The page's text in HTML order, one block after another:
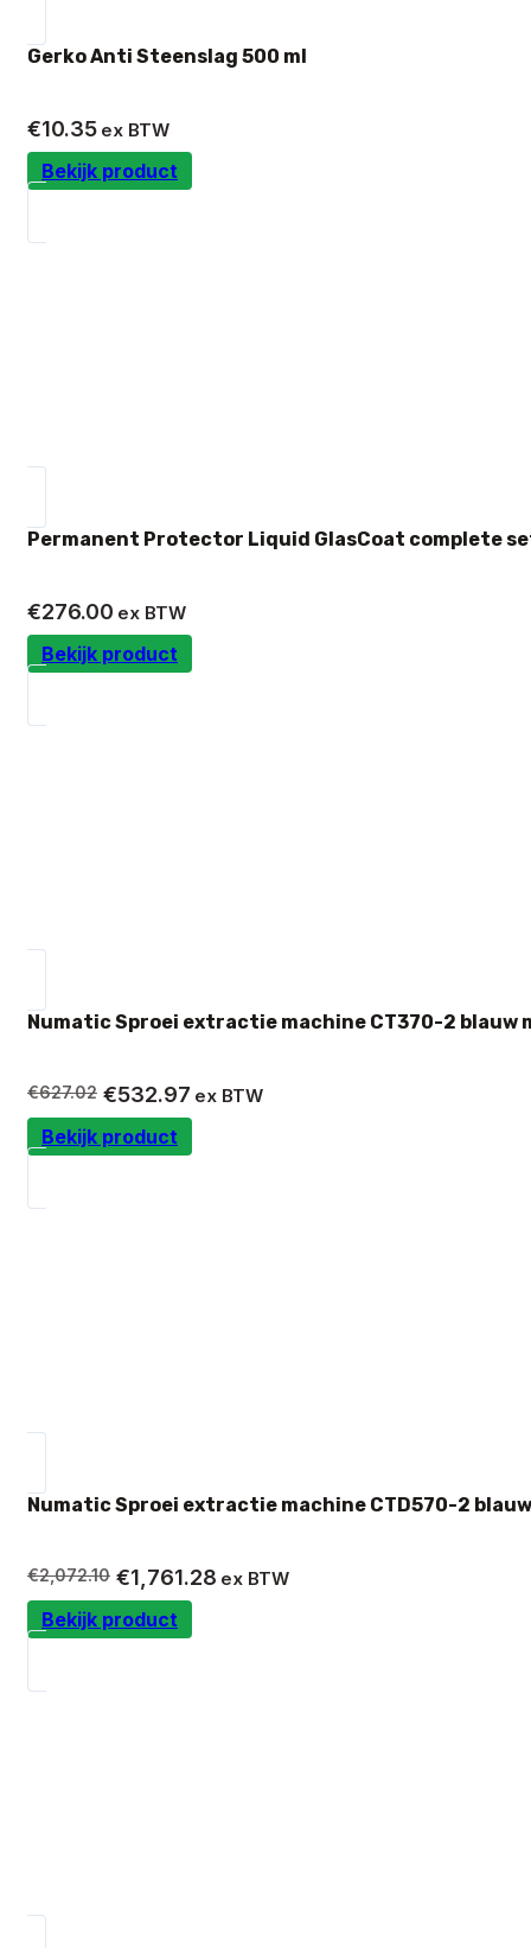
Gerko Anti Steenslag 500 ml
€10.35 ex BTW
Bekijk product
Permanent Protector Liquid GlasCoat complete
€276.00 ex BTW
Bekijk product
Numatic Sproei extractie machine CT370-2 blauw
€627.02
Oorspronkelijke
prijs
was:
€532.97
Huidige
prijs
is:
ex BTW
Bekijk product
Numatic Sproei extractie machine CTD570-2
€2,072.10
Oorspronkelijke
prijs
was:
€1,761.28
Huidige
prijs
is:
ex BTW
Bekijk product